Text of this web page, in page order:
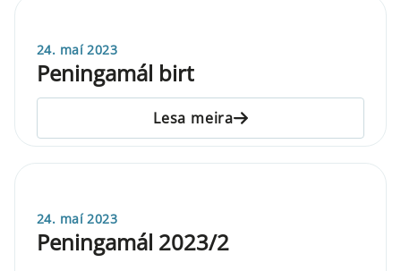
24. maí 2023
Peningamál birt
Lesa meira
24. maí 2023
Peningamál 2023/2